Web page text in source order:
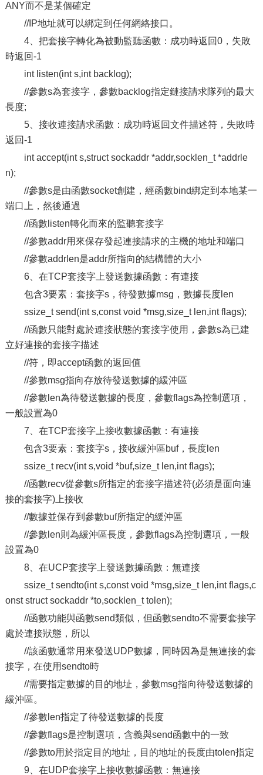
ANY而不是某個確定
//IP地址就可以綁定到任何網絡接口。
4、把套接字轉化為被動監聽函數：成功時返回0，失敗
時返回-1
int listen(int s,int backlog);
//參數s為套接字，參數backlog指定鏈接請求隊列的最大
長度;
5、接收連接請求函數：成功時返回文件描述符，失敗時
返回-1
int accept(int s,struct sockaddr *addr,socklen_t *addrle
n);
//參數s是由函數socket創建，經函數bind綁定到本地某一
端口上，然後通過
//函數listen轉化而來的監聽套接字
//參數addr用來保存發起連接請求的主機的地址和端口
//參數addrlen是addr所指向的結構體的大小
6、在TCP套接字上發送數據函數：有連接
包含3要素：套接字s，待發數據msg，數據長度len
ssize_t send(int s,const void *msg,size_t len,int flags);
//函數只能對處於連接狀態的套接字使用，參數s為已建
立好連接的套接字描述
//符，即accept函數的返回值
//參數msg指向存放待發送數據的緩沖區
//參數len為待發送數據的長度，參數flags為控制選項，
一般設置為0
7、在TCP套接字上接收數據函數：有連接
包含3要素：套接字s，接收緩沖區buf，長度len
ssize_t recv(int s,void *buf,size_t len,int flags);
//函數recv從參數s所指定的套接字描述符(必須是面向連
接的套接字)上接收
//數據並保存到參數buf所指定的緩沖區
//參數len則為緩沖區長度，參數flags為控制選項，一般
設置為0
8、在UCP套接字上發送數據函數：無連接
ssize_t sendto(int s,const void *msg,size_t len,int flags,c
onst struct sockaddr *to,socklen_t tolen);
//函數功能與函數send類似，但函數sendto不需要套接字
處於連接狀態，所以
//該函數通常用來發送UDP數據，同時因為是無連接的套
接字，在使用sendto時
//需要指定數據的目的地址，參數msg指向待發送數據的
緩沖區。
//參數len指定了待發送數據的長度
//參數flags是控制選項，含義與send函數中的一致
//參數to用於指定目的地址，目的地址的長度由tolen指定
9、在UDP套接字上接收數據函數：無連接